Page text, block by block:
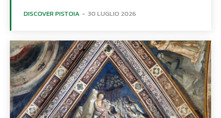
DISCOVER PISTOIA - 30 LUGLIO 2026